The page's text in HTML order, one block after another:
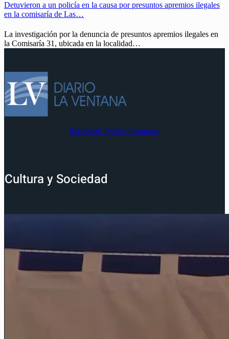
Detuvieron a un policía en la causa por presuntos apremios ilegales
en la comisaría de Las…
La investigación por la denuncia de presuntos apremios ilegales en
la Comisaría 31, ubicada en la localidad…
Facebook Twitter Instagram
Cultura y Sociedad